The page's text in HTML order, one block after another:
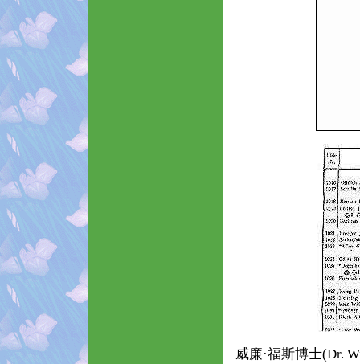
威廉·福斯博士(Dr.